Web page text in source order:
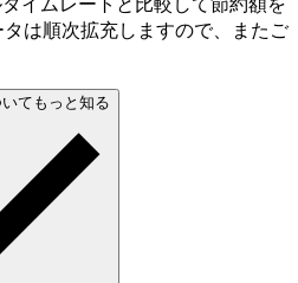
は順次拡充しますので、またご
てもっと知る